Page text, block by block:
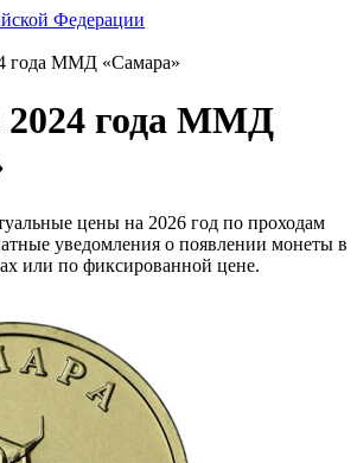
Федерации
года ММД «Самара»
2024 года ММД
цены на 2026 год по проходам
уведомления о появлении монеты в
или по фиксированной цене.